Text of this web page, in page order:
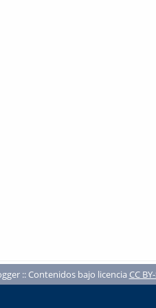
:: Contenidos bajo licencia CC